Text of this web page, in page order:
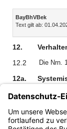
Inhalt
BayBhVBek
Text gilt ab:
12.
12.2
Die Nrn.
12a.